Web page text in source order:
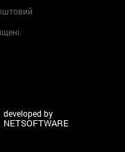
developed by
NETSOFTWARE